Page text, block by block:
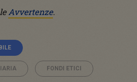
Avvertenze.
FONDI ETICI